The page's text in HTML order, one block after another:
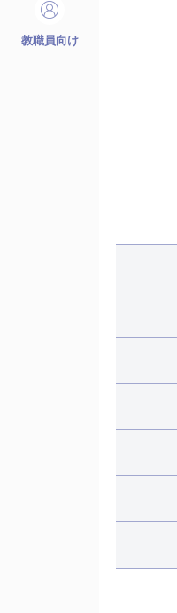
教職員向け